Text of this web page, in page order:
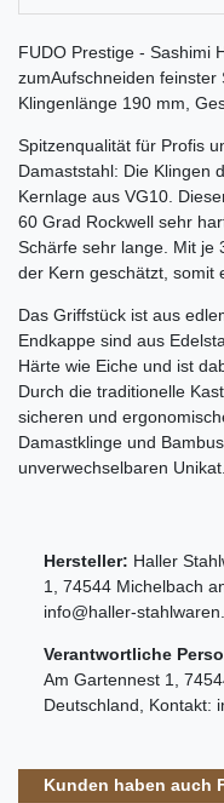
FUDO Prestige - Sashimi
zumAufschneiden feinster
Klingenlänge 190 mm,
Spitzenqualität für Profis
Damaststahl: Die Klingen
Kernlage aus VG10.
60 Grad Rockwell sehr
Schärfe sehr lange. Mit je
der Kern geschätzt, somit
Das Griffstück ist aus
Endkappe sind aus
Härte wie Eiche und ist
Durch die traditionelle
sicheren und
Damastklinge und
unverwechselbaren Unikat.
Hersteller: Haller
1
74544 Michelbach
info@haller-
Verantwortliche
Am Gartennest 1
Deutschland , Kontakt:
Kunden haben auch